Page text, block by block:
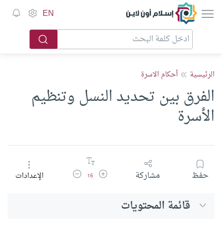
إسلام أون لاين EN
الرئيسية أحكام الاسرة
الفرق بين تحديد النسل وتنظيم
الأسرة
حفظ مشاركة زيادة حجم الخط
16 تقليل حجم الخطالإعدادات
قائمة المحتويات